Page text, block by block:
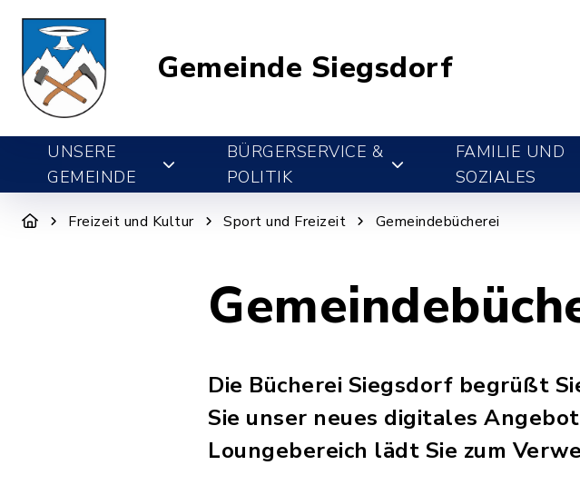
Gemeinde Siegsdorf
UNSERE
GEMEINDE
BÜRGERSERVICE &
POLITIK
FAMILIE UND
SOZIALES
Freizeit und Kultur Sport und Freizeit Gemeindebücherei
Die Bücherei Siegsdorf begrüßt
Sie unser neues digitales
Loungebereich lädt Sie zum